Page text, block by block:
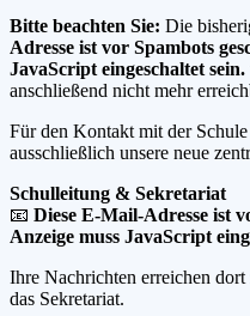
Bitte beachten Sie: Die
Adresse ist vor Spambots
JavaScript eingeschaltet sein.
anschließend nicht mehr
Für den Kontakt mit der
ausschließlich unsere neue
Schulleitung & Sekretariat
📧 Diese E-Mail-Adresse ist
Anzeige muss JavaScript
Ihre Nachrichten erreichen
das Sekretariat.